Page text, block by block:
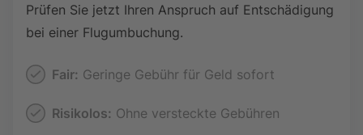
Prüfen Sie jetzt Ihren Anspruch auf Entschädigung
bei einer Flugumbuchung.
Fair: Geringe Gebühr für Geld sofort
Risikolos: Ohne versteckte Gebühren